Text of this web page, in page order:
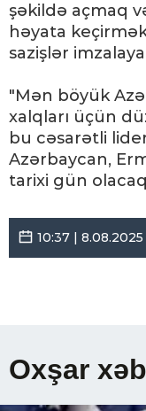
şəkildə açmaq
həyata
sazişlər
"Mən böyük
xalqları üçün
bu cəsarətli
Azərbaycan,
tarixi gün
10:37 | 8.08.2025
Oxşar